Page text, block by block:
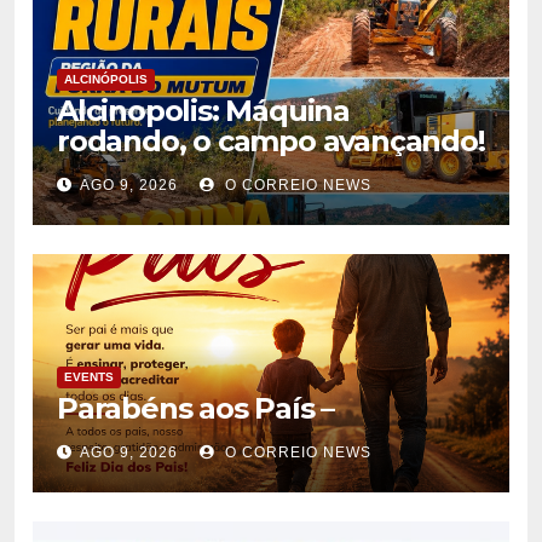
ALCINÓPOLIS
Alcinopolis: Máquina
rodando, o campo avançando!
AGO 9, 2026 O CORREIO NEWS
EVENTS
Parabéns aos País –
AGO 9, 2026 O CORREIO NEWS